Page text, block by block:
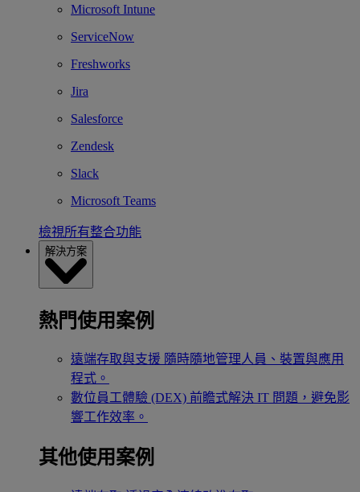
Microsoft Intune
ServiceNow
Freshworks
Jira
Salesforce
Zendesk
Slack
Microsoft Teams
檢視所有整合功能
解決方案
熱門使用案例
遠端存取與支援 隨時隨地管理人員、裝置與應用
程式。
數位員工體驗 (DEX) 前瞻式解決 IT 問題，避免影
響工作效率。
其他使用案例